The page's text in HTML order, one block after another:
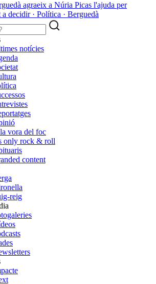
agraeix a Núria Picas l'ajuda per
decidir · Política · Berguedà
notícies
vora del foc
only rock & roll
content
reig